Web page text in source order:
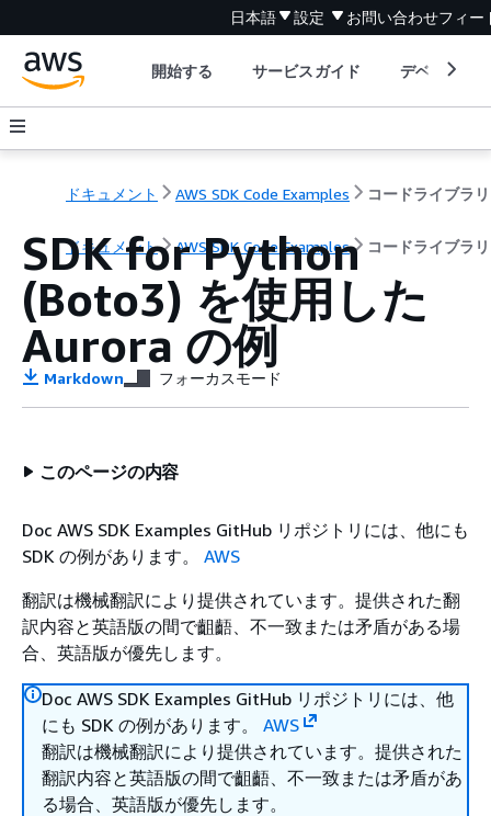
日本語 設定 お問い合わせフィー
開始する サービスガイド デベロッパ
ドキュメント AWS SDK Code Examples コードライブラリ
ドキュメント AWS SDK Code Examples コードライブラリ
SDK for Python
(Boto3) を使用した
Aurora の例
Markdown フォーカスモード
このページの内容
Doc AWS SDK Examples GitHub リポジトリには、他にも
SDK の例があります。 AWS
翻訳は機械翻訳により提供されています。提供された翻
訳内容と英語版の間で齟齬、不一致または矛盾がある場
合、英語版が優先します。
Doc AWS SDK Examples GitHub リポジトリには、他
にも SDK の例があります。 AWS
翻訳は機械翻訳により提供されています。提供された
翻訳内容と英語版の間で齟齬、不一致または矛盾があ
る場合、英語版が優先します。